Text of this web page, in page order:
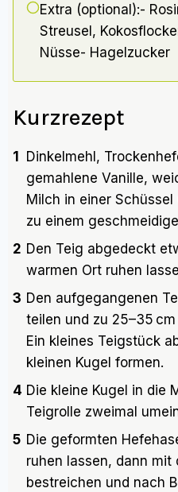
Extra (optional):-
Streusel,
Nüsse- Hagelzucker
Kurzrezept
1 Dinkelmehl,
gemahlene Vanille,
Milch in einer
zu einem
2 Den Teig abgedeckt
warmen Ort ruhen
3 Den aufgegangenen
teilen und zu 25–35
Ein kleines Teigstück
kleinen Kugel formen.
4 Die kleine Kugel in die
Teigrolle zweimal
5 Die geformten
ruhen lassen, dann mit
bestreichen und nach